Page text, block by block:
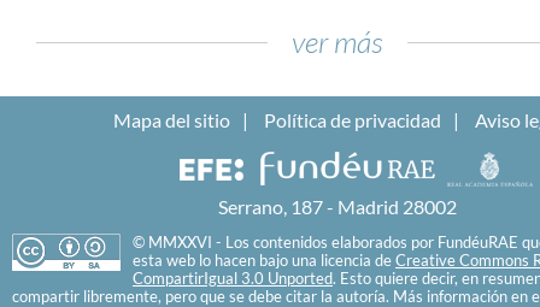
ver más
Mapa del sitio Política de privacidad Aviso
Serrano, 187 - Madrid 28002
© MMXXVI - Los contenidos elaborados por FundéuRAE
esta web lo hacen bajo una licencia de Creative Commons
CompartirIgual 3.0 Unported. Esto quiere decir, en
compartir libremente, pero que se debe citar la autoría. Más información en